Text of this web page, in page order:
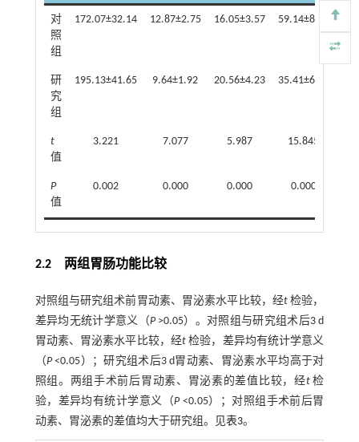
对
照
组
172.07±32.14 12.87±2.75 16.05±3.57 59.14±8.70
研
究
组
195.13±41.65 9.64±1.92 20.56±4.23 35.41±6.74
t
值
3.221 7.077 5.987 15.845
P
值
0.002 0.000 0.000 0.000
2.2 两组胃肠功能比较
对照组与研究组术前胃动素、胃泌素水平比较，经t 检验，
差异均无统计学意义（P>0.05）。对照组与研究组术后3 d
胃动素、胃泌素水平比较，经t 检验，差异均有统计学意义
（P<0.05）；研究组术后3 d胃动素、胃泌素水平均高于对
照组。两组手术前后胃动素、胃泌素的差值比较，经t检
验，差异均有统计学意义（P<0.05）；对照组手术前后胃
动素、胃泌素的差值均大于研究组。见表3。